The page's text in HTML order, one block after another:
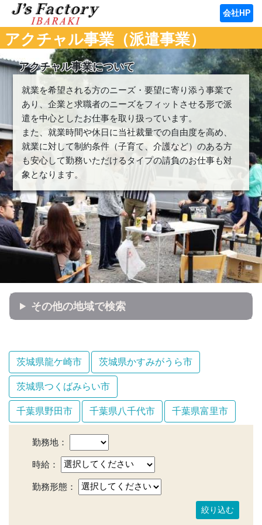
会社HP
アクチャル事業（派遣事業）
アクチャル事業について
就業を希望される方のニーズ・要望に寄り添う事業で
あり、企業と求職者のニーズをフィットさせる形で派
遣を中心としたお仕事を取り扱っています。
また、就業時間や休日に当社裁量での自由度を高め、
就業に対して制約条件（子育て、介護など）のある方
も安心して勤務いただけるタイプの請負のお仕事も対
象となります。
その他の地域で検索
茨城県龍ケ崎市 茨城県かすみがうら市
茨城県つくばみらい市
千葉県野田市 千葉県八千代市 千葉県富里市
勤務地：
時給：
勤務形態：